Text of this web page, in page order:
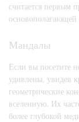
считается первым
основополагающей
Мандалы
Если вы посетите
удивлены, увидев
геометрические
вселенную. Их
более глубокой